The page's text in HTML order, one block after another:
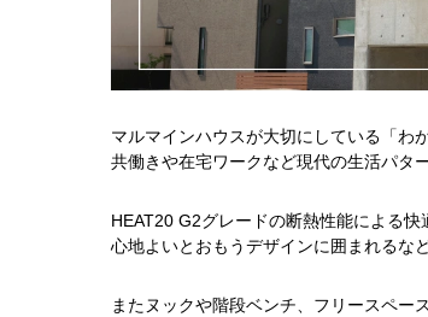
マルマインハウスが大切にしている「わ
共働きや在宅ワークなど現代の生活パタ
HEAT20 G2グレードの断熱性能による
心地よいとおもうデザインに囲まれるな
またヌックや階段ベンチ、フリースペー